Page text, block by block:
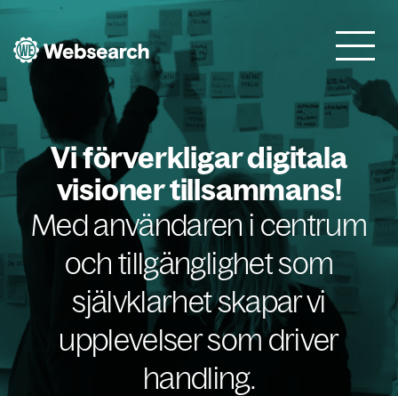
Websearch
Vi förverkligar digitala
visioner tillsammans!
Med användaren i centrum
och tillgänglighet som
självklarhet skapar vi
upplevelser som driver
handling.